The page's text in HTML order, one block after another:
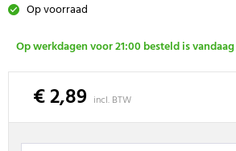
Op voorraad
Op werkdagen voor 21:00 besteld is
€ 2,89 incl. BTW